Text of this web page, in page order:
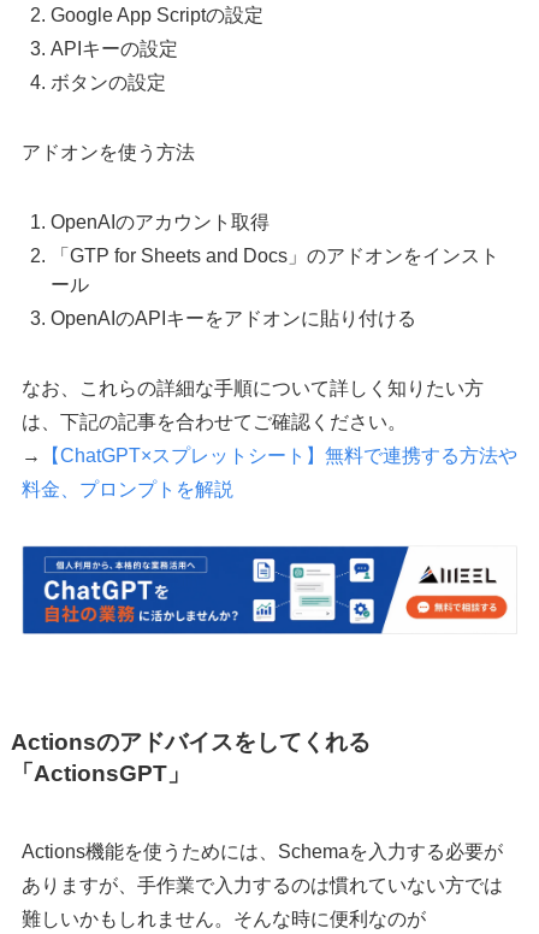
Google App Scriptの設定
APIキーの設定
ボタンの設定
アドオンを使う方法
OpenAIのアカウント取得
「GTP for Sheets and Docs」のアドオンをインスト
ール
OpenAIのAPIキーをアドオンに貼り付ける
なお、これらの詳細な手順について詳しく知りたい方
は、下記の記事を合わせてご確認ください。
→
【ChatGPT×スプレットシート】無料で連携する方法や
料金、プロンプトを解説
Actionsのアドバイスをしてくれる
「ActionsGPT」
Actions機能を使うためには、Schemaを入力する必要が
ありますが、手作業で入力するのは慣れていない方では
難しいかもしれません。そんな時に便利なのが